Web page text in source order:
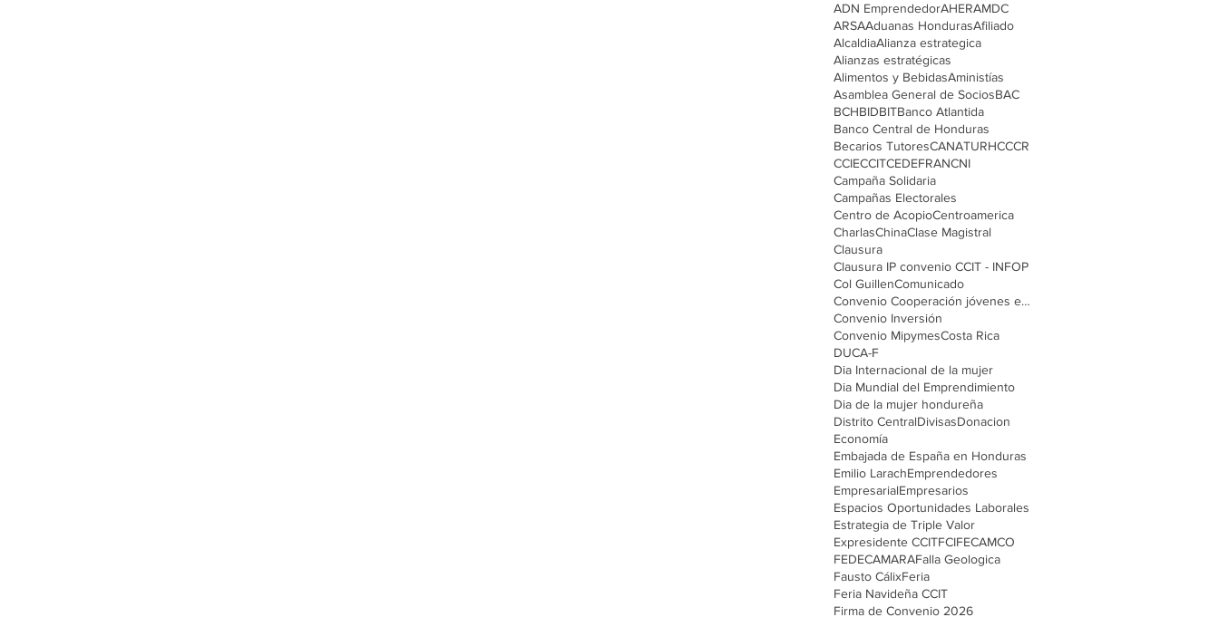
ADN EmprendedorAHERAMDC
ARSAAduanas HondurasAfiliado
AlcaldiaAlianza estrategica
Alianzas estratégicas
Alimentos y BebidasAministías
Asamblea General de SociosBAC
BCHBIDBITBanco Atlantida
Banco Central de Honduras
Becarios TutoresCANATURHCCCR
CCIECCITCEDEFRANCNI
Campaña Solidaria
Campañas Electorales
Centro de AcopioCentroamerica
CharlasChinaClase Magistral
Clausura
Clausura IP convenio CCIT - INFOP
Col GuillenComunicado
Convenio Cooperación jóvenes emprendedores
Convenio Inversión
Convenio MipymesCosta Rica
DUCA-F
Dia Internacional de la mujer
Dia Mundial del Emprendimiento
Dia de la mujer hondureña
Distrito CentralDivisasDonacion
Economía
Embajada de España en Honduras
Emilio LarachEmprendedores
EmpresarialEmpresarios
Espacios Oportunidades Laborales
Estrategia de Triple Valor
Expresidente CCITFCIFECAMCO
FEDECAMARAFalla Geologica
Fausto CálixFeria
Feria Navideña CCIT
Firma de Convenio 2026